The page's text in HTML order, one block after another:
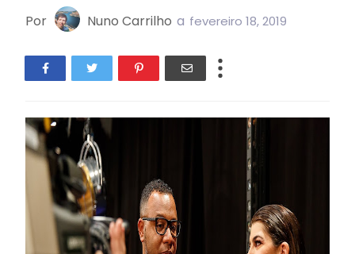
Por Nuno Carrilho a fevereiro 18, 2019